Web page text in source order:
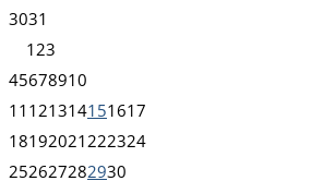
3031
1 23
45678910
11 121314151617
18192021 222324
252627282930